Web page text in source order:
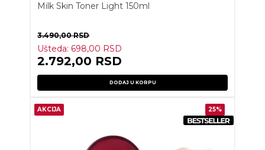
Milk Skin Toner Light 150ml
3.490,00RSD
Ušteda: 698,00 RSD
2.792,00 RSD
DODAJ U KORPU
AKCIJA 25%